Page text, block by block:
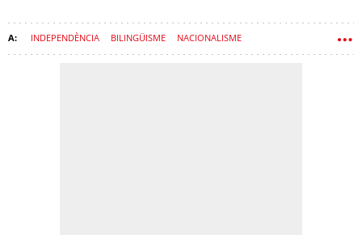
INDEPENDÈNCIA BILINGÜISME NACIONALISME